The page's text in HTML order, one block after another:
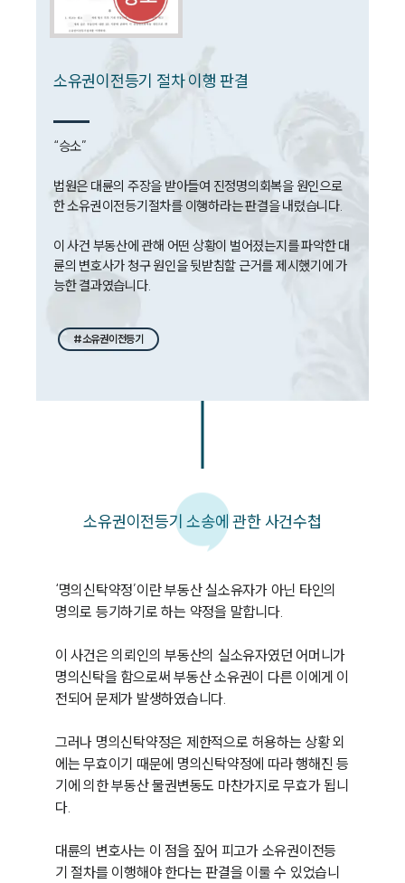
소유권이전등기 절차 이행 판결
“승소”
법원은 대륜의 주장을 받아들여 진정명의회복을 원인으로
한 소유권이전등기절차를 이행하라는 판결을 내렸습니다.
이 사건 부동산에 관해 어떤 상황이 벌어졌는지를 파악한 대
륜의 변호사가 청구 원인을 뒷받침할 근거를 제시했기에 가
능한 결과였습니다.
#소유권이전등기
소유권이전등기 소송에 관한 사건수첩
‘명의신탁약정’이란 부동산 실소유자가 아닌 타인의
명의로 등기하기로 하는 약정을 말합니다.
이 사건은 의뢰인의 부동산의 실소유자였던 어머니가
명의신탁을 함으로써 부동산 소유권이 다른 이에게 이
전되어 문제가 발생하였습니다.
그러나 명의신탁약정은 제한적으로 허용하는 상황 외
에는 무효이기 때문에 명의신탁약정에 따라 행해진 등
기에 의한 부동산 물권변동도 마찬가지로 무효가 됩니
다.
대륜의 변호사는 이 점을 짚어 피고가 소유권이전등
기 절차를 이행해야 한다는 판결을 이룰 수 있었습니